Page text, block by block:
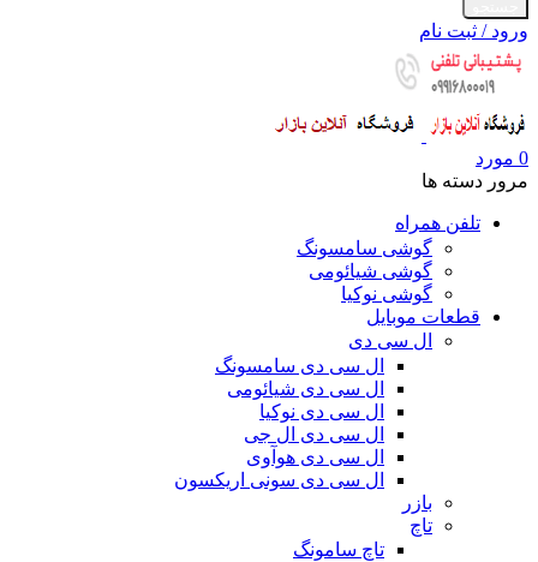
ورود / ثبت نام
0 مورد
مرور دسته ها
تلفن همراه
گوشی سامسونگ
گوشی شیائومی
گوشی نوکیا
قطعات موبایل
ال سی دی
ال سی دی سامسونگ
ال سی دی شیائومی
ال سی دی نوکیا
ال سی دی ال جی
ال سی دی هوآوی
ال سی دی سونی اریکسون
بازر
تاچ
تاچ سامونگ